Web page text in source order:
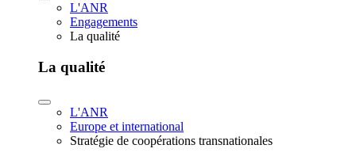
L'ANR
Engagements
La qualité
La qualité
L'ANR
Europe et international
Stratégie de coopérations transnationales